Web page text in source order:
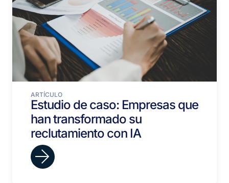
ARTÍCULO
Estudio de caso: Empresas que
han transformado su
reclutamiento con IA